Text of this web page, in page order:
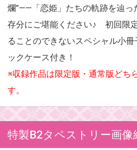
爛”——「恋姫」たちの軌跡を辿っ
存分にご堪能ください♪ 初回限
ることのできないスペシャル小
ックケース付き！
※収録作品は限定版・通常版どち
す。
特製B2タペストリー画像